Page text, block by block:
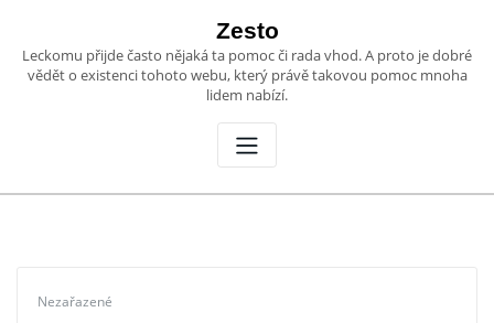
content
Zesto
Leckomu přijde často nějaká ta pomoc či rada vhod. A proto je dobré
vědět o existenci tohoto webu, který právě takovou pomoc mnoha
lidem nabízí.
Nezařazené